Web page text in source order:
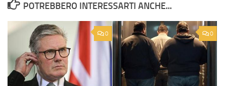
POTREBBERO INTERESSARTI ANCHE...
0 0